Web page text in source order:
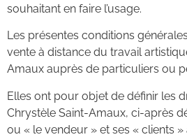
souhaitant en faire l’usage.
Les présentes conditions
vente à distance du travail
Amaux auprès de particuliers ou
Elles ont pour objet de définir les
Chrystèle Saint-Amaux, ci-après
ou « le vendeur » et ses « clients